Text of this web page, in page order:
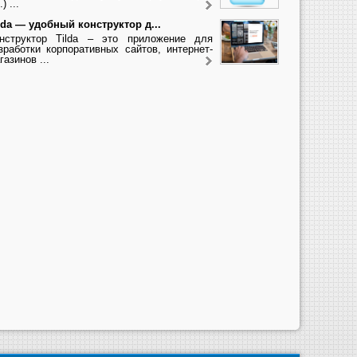
...
— удобный конструктор д...
Tilda – это приложение для
корпоративных сайтов, интернет-
...